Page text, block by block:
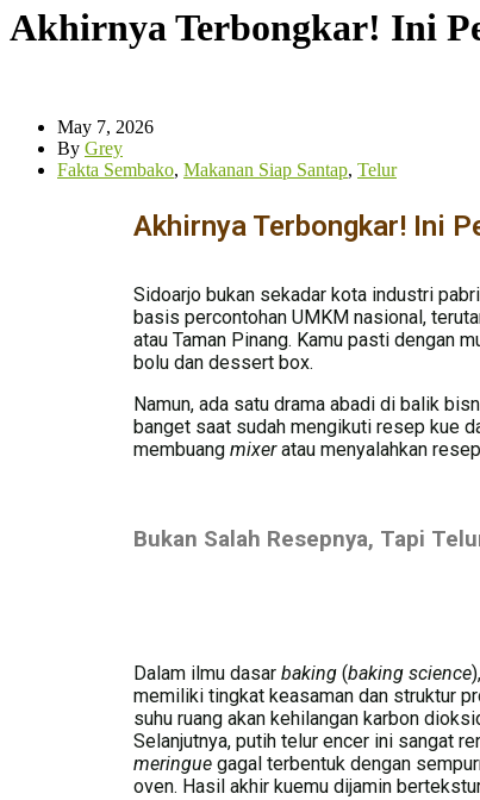
Akhirnya Terbongkar! Ini
May 7, 2026
By Grey
Fakta Sembako, Makanan Siap Santap, Telur
Akhirnya Terbongkar! Ini
Sidoarjo bukan sekadar kota industri
basis percontohan UMKM nasional,
atau Taman Pinang. Kamu pasti dengan
bolu dan dessert box.
Namun, ada satu drama abadi di balik
banget saat sudah mengikuti resep kue
membuang mixeratau menyalahkan
Bukan Salah Resepnya, Tapi
Dalam ilmu dasar baking (baking science
memiliki tingkat keasaman dan struktur
suhu ruang akan kehilangan karbon
Selanjutnya, putih telur encer ini sangat
meringue gagal terbentuk dengan
oven. Hasil akhir kuemu dijamin